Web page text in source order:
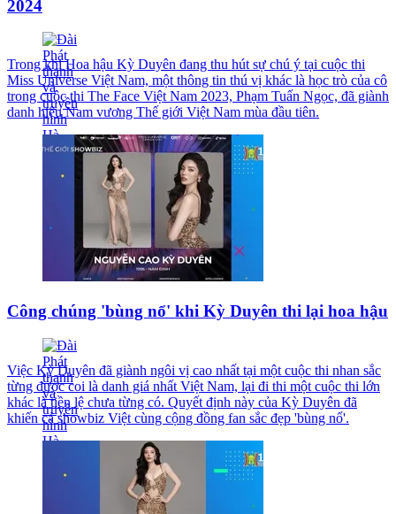
2024
Trong khi Hoa hậu Kỳ Duyên đang thu hút sự chú ý tại cuộc thi
Miss Universe Việt Nam, một thông tin thú vị khác là học trò của cô
trong cuộc thi The Face Việt Nam 2023, Phạm Tuấn Ngọc, đã giành
danh hiệu Nam vương Thế giới Việt Nam mùa đầu tiên.
Công chúng 'bùng nổ' khi Kỳ Duyên thi lại hoa hậu
Việc Kỳ Duyên đã giành ngôi vị cao nhất tại một cuộc thi nhan sắc
từng được coi là danh giá nhất Việt Nam, lại đi thi một cuộc thi lớn
khác là tiền lệ chưa từng có. Quyết định này của Kỳ Duyên đã
khiến cả showbiz Việt cùng cộng đồng fan sắc đẹp 'bùng nổ'.